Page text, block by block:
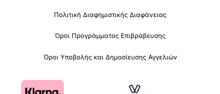
Πολιτική Διαφημιστικής Διαφάνειας
Όροι Προγράμματος Επιβράβευσης
Όροι Υποβολής και Δημοσίευσης Αγγελιών